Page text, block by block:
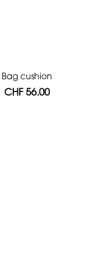
Bag cushion
CHF 56.00